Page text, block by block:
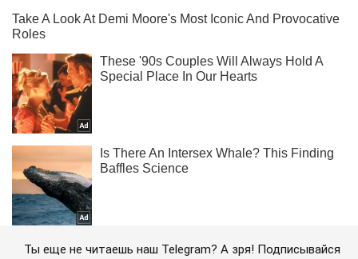
Ты еще не читаешь наш Telegram? А зря! Подписывайся